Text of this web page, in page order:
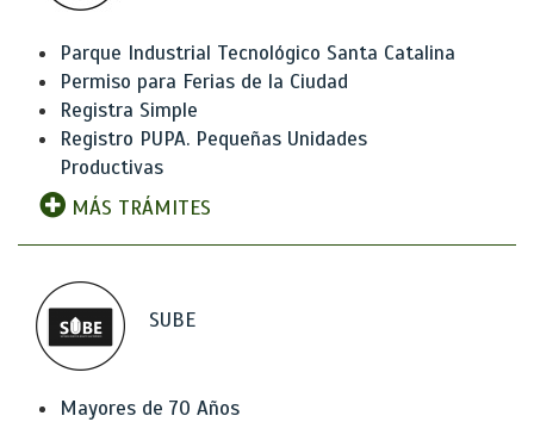
Parque Industrial Tecnológico Santa Catalina
Permiso para Ferias de la Ciudad
Registra Simple
Registro PUPA. Pequeñas Unidades
Productivas
MÁS TRÁMITES
SUBE
Mayores de 70 Años